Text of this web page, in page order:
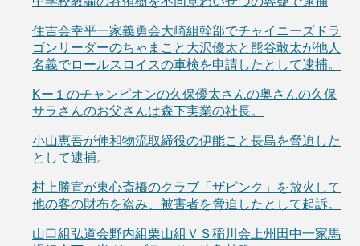
住吉会幸平一家義勇会大崎組幹部でチャイニーズドラ
ゴンリーダーのちゃまこと大沢優太と熊谷敢太が他人
名義でロールスロイスの車検を申請したとして逮捕。
Kー１のチャンピオンの久保優太さんの奥さんの久保
サラさんのお父さんは森下実業の社長。
小山恵吾が伸和物流取締役の伊能こと長島を脅迫した
として逮捕。
村上勝宣が東心斎橋のクラブ「ザピンク」を放火して
他の客の財布を盗み、被害者を脅迫したとして起訴。
山口組弘道会野内組栗山組ＶＳ稲川会上州田中一家馬